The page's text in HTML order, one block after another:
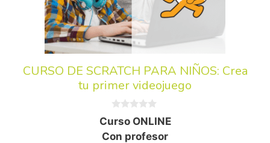
CURSO DE SCRATCH PARA NIÑOS: Crea
tu primer videojuego
d
e
Curso ONLINE
Con profesor